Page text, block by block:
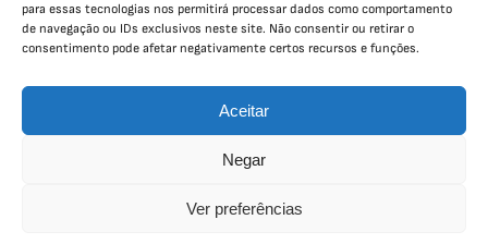
para essas tecnologias nos permitirá processar dados como comportamento
de navegação ou IDs exclusivos neste site. Não consentir ou retirar o
consentimento pode afetar negativamente certos recursos e funções.
Aceitar
Negar
Ver preferências
- SP
R. Aureliano Guimarães, 172 - Vila Andrade, São
Siga-nos